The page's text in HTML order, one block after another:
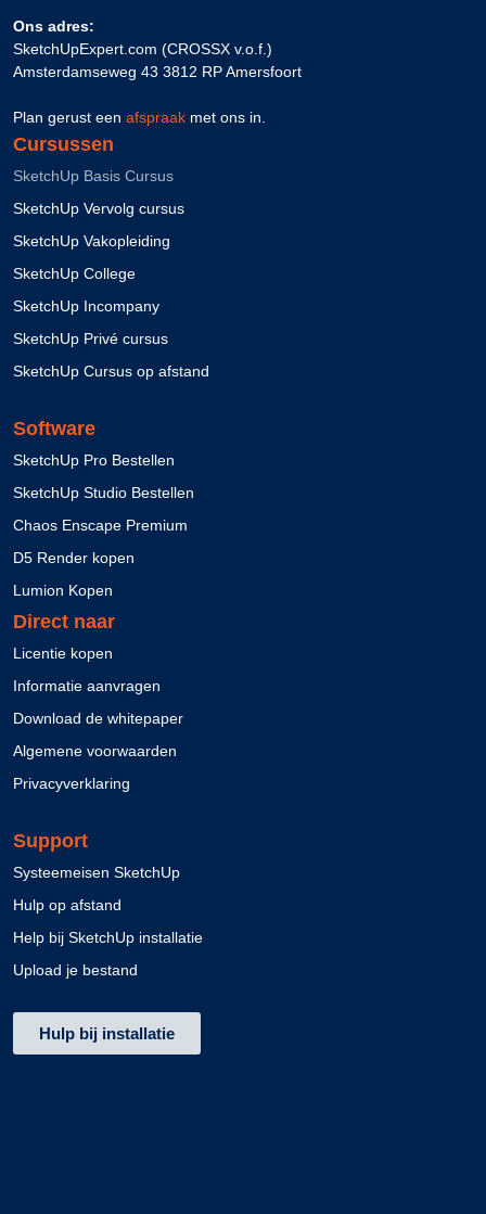
Ons adres:
SketchUpExpert.com (CROSSX v.o.f.)
Amsterdamseweg 43 3812 RP Amersfoort
Plan gerust een afspraak met ons in.
Cursussen
SketchUp Basis Cursus
SketchUp Vervolg cursus
SketchUp Vakopleiding
SketchUp College
SketchUp Incompany
SketchUp Privé cursus
SketchUp Cursus op afstand
Software
SketchUp Pro Bestellen
SketchUp Studio Bestellen
Chaos Enscape Premium
D5 Render kopen
Lumion Kopen
Direct naar
Licentie kopen
Informatie aanvragen
Download de whitepaper
Algemene voorwaarden
Privacyverklaring
Support
Systeemeisen SketchUp
Hulp op afstand
Help bij SketchUp installatie
Upload je bestand
Hulp bij installatie